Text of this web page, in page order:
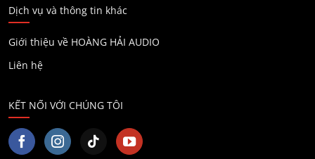
Dịch vụ và thông tin khác
Giới thiệu về HOÀNG HẢI AUDIO
Liên hệ
KẾT NỐI VỚI CHÚNG TÔI